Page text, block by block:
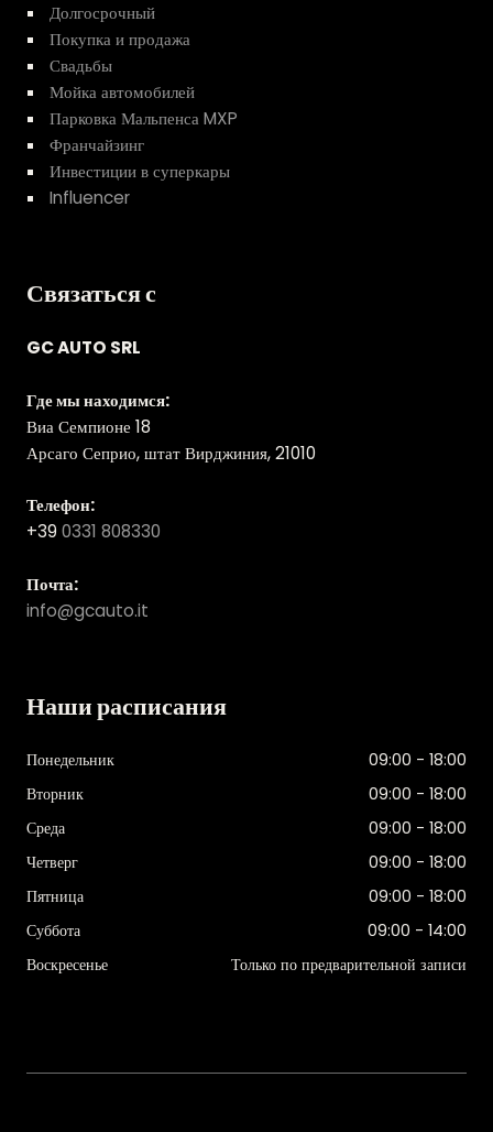
Долгосрочный
Покупка и продажа
Свадьбы
Мойка автомобилей
Парковка Мальпенса MXP
Франчайзинг
Инвестиции в суперкары
Influencer
Связаться с
GC AUTO SRL
Где мы находимся:
Виа Семпионе 18
Арсаго Сеприо, штат Вирджиния, 21010
Телефон:
+39 0331 808330
Почта:
info@gcauto.it
Наши расписания
Понедельник
09:00 - 18:00
Вторник
09:00 - 18:00
Среда
09:00 - 18:00
Четверг
09:00 - 18:00
Пятница
09:00 - 18:00
Суббота
09:00 - 14:00
Воскресенье
Только по предварительной записи